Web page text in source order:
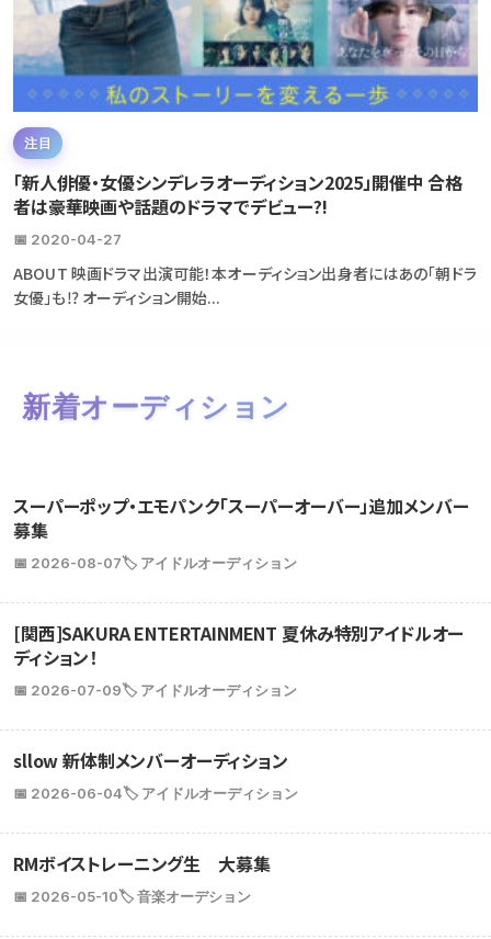
注目
「新人俳優・女優シンデレラオーディション2025」開催中 合格
者は豪華映画や話題のドラマでデビュー?!
📅 2020-04-27
ABOUT 映画ドラマ出演可能！本オーディション出身者にはあの「朝ドラ
女優」も⁉ オーディション開始...
新着オーディション
スーパーポップ・エモパンク「スーパーオーバー」追加メンバー
募集
📅 2026-08-07🏷️ アイドルオーディション
[関西]SAKURA ENTERTAINMENT 夏休み特別アイドルオー
ディション！
📅 2026-07-09🏷️ アイドルオーディション
sllow 新体制メンバーオーディション
📅 2026-06-04🏷️ アイドルオーディション
RMボイストレーニング生 大募集
📅 2026-05-10🏷️ 音楽オーデション